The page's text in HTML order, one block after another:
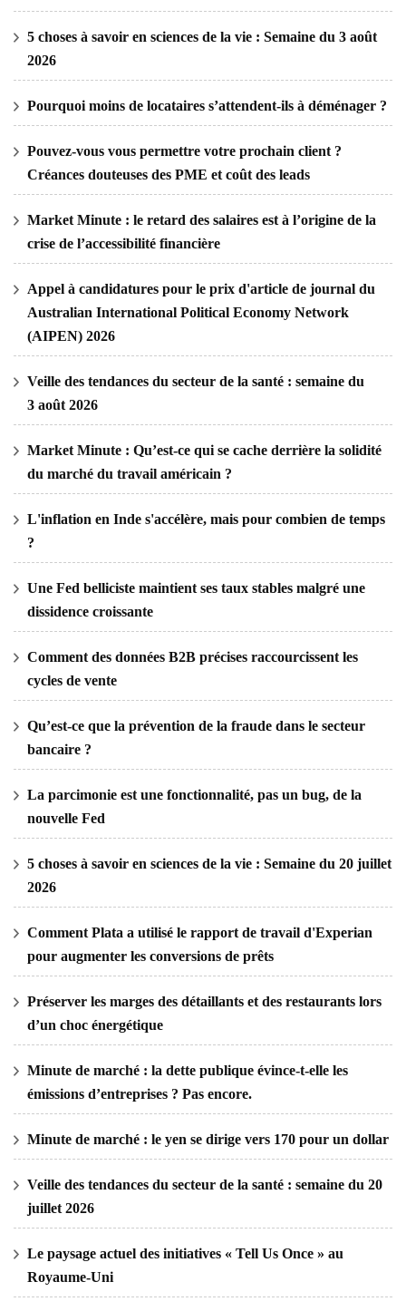
5 choses à savoir en sciences de la vie : Semaine du 3 août
2026
Pourquoi moins de locataires s’attendent-ils à déménager ?
Pouvez-vous vous permettre votre prochain client ?
Créances douteuses des PME et coût des leads
Market Minute : le retard des salaires est à l’origine de la
crise de l’accessibilité financière
Appel à candidatures pour le prix d'article de journal du
Australian International Political Economy Network
(AIPEN) 2026
Veille des tendances du secteur de la santé : semaine du
3 août 2026
Market Minute : Qu’est-ce qui se cache derrière la solidité
du marché du travail américain ?
L'inflation en Inde s'accélère, mais pour combien de temps
?
Une Fed belliciste maintient ses taux stables malgré une
dissidence croissante
Comment des données B2B précises raccourcissent les
cycles de vente
Qu’est-ce que la prévention de la fraude dans le secteur
bancaire ?
La parcimonie est une fonctionnalité, pas un bug, de la
nouvelle Fed
5 choses à savoir en sciences de la vie : Semaine du 20 juillet
2026
Comment Plata a utilisé le rapport de travail d'Experian
pour augmenter les conversions de prêts
Préserver les marges des détaillants et des restaurants lors
d’un choc énergétique
Minute de marché : la dette publique évince-t-elle les
émissions d’entreprises ? Pas encore.
Minute de marché : le yen se dirige vers 170 pour un dollar
Veille des tendances du secteur de la santé : semaine du 20
juillet 2026
Le paysage actuel des initiatives « Tell Us Once » au
Royaume-Uni